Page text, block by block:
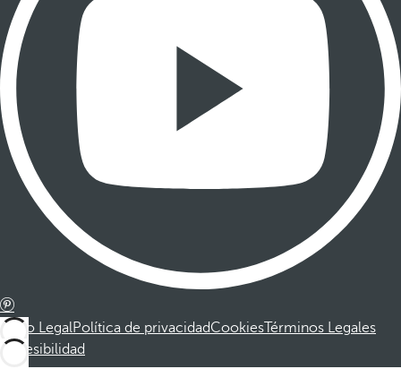
Aviso LegalPolítica de privacidadCookiesTérminos Legales
Accesibilidad